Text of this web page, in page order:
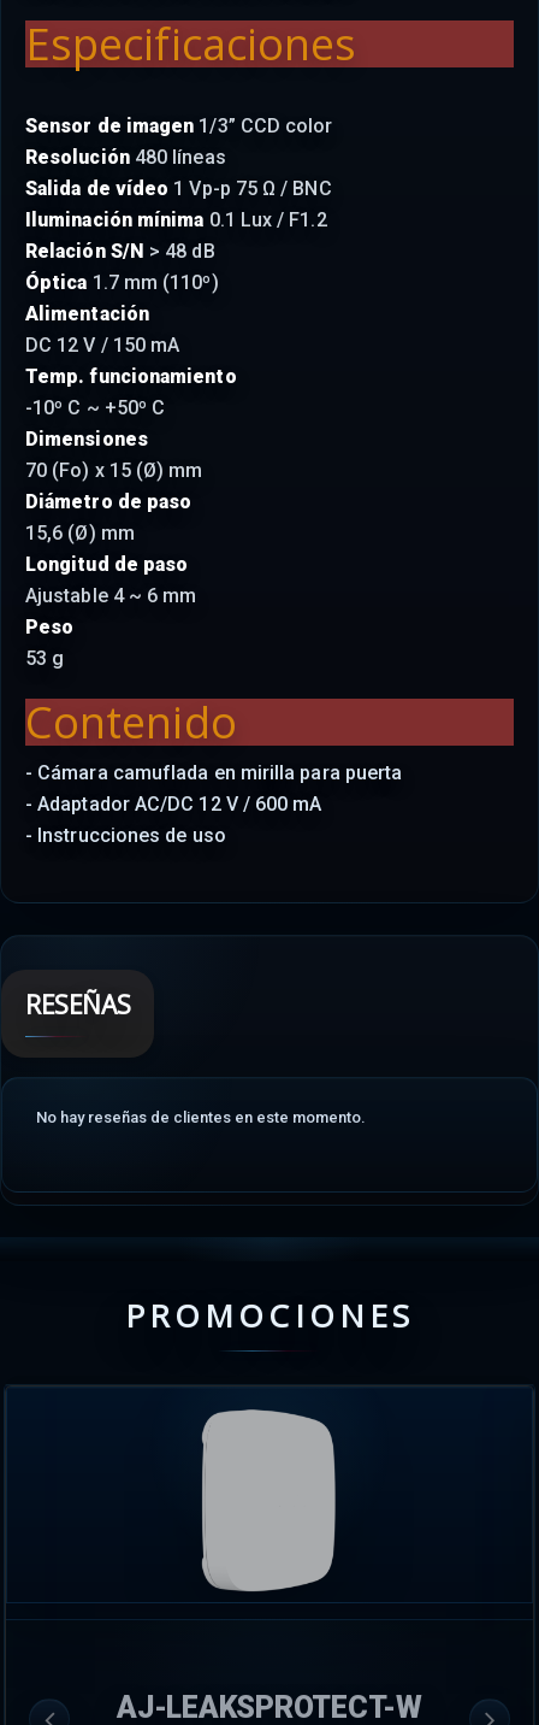
Especificaciones
Sensor de imagen 1/3” CCD color
Resolución480 líneas
Salida de vídeo 1 Vp-p 75 Ω / BNC
Iluminación mínima 0.1 Lux / F1.2
Relación S/N > 48 dB
Óptica 1.7 mm (110º)
Alimentación
DC 12 V / 150 mA
Temp. funcionamiento
-10º C ~ +50º C
Dimensiones
70 (Fo) x 15 (Ø) mm
Diámetro de paso
15,6 (Ø) mm
Longitud de paso
Ajustable 4 ~ 6 mm
Peso
53 g
Contenido
- Cámara camuflada en mirilla para puerta
- Adaptador AC/DC 12 V / 600 mA
- Instrucciones de uso
RESEÑAS
No hay reseñas de clientes en este momento.
PROMOCIONES
AJ-LEAKSPROTECT-W